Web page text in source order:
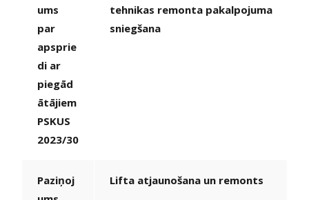
ums
par
apsprie
di ar
piegād
ātājiem
PSKUS
2023/30
tehnikas remonta pakalpojuma
sniegšana
Paziņoj
Lifta atjaunošana un remonts